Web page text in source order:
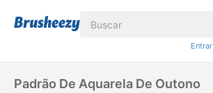
Entrar
Padrão De Aquarela De Outono